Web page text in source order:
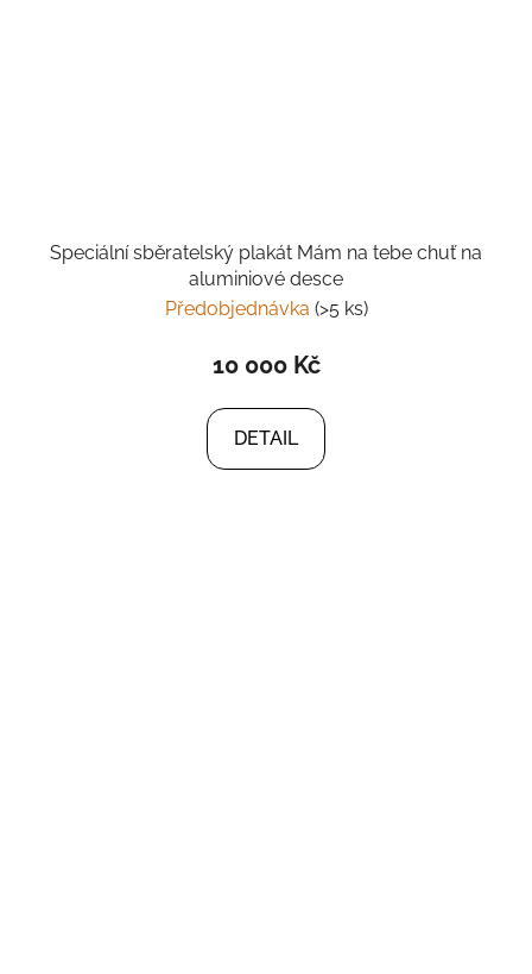
Speciální sběratelský plakát Mám na tebe chuť na
aluminiové desce
Předobjednávka (>5 ks)
10 000 Kč
DETAIL